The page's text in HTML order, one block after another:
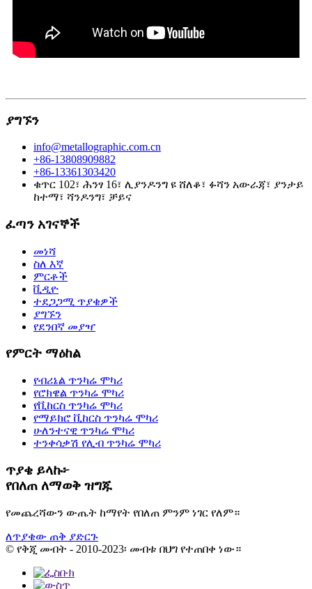
ያግኙን
info@metallographic.com.cn
+86-13808909882
+86-13361303420
ቁጥር 102፣ ሕንፃ 16፣ ሊያንዶንግ ዩ ሸለቆ፣ ፉሻን አውራጃ፣ ያንታይ
ከተማ፣ ሻንዶንግ፣ ቻይና
ፈጣን አገናኞች
መነሻ
ስለ እኛ
ምርቶች
ቪዲዮ
ተደጋጋሚ ጥያቄዎች
ያግኙን
የደንበኛ መያዣ
የምርት ማዕከል
የብሪኔል ጥንካሬ ሞካሪ
የሮክዌል ጥንካሬ ሞካሪ
የቪከርስ ጥንካሬ ሞካሪ
የማይክሮ ቪከርስ ጥንካሬ ሞካሪ
ሁለንተናዊ ጥንካሬ ሞካሪ
ተንቀሳቃሽ የሊብ ጥንካሬ ሞካሪ
ጥያቄ ይላኩ፦
የበለጠ ለማወቅ ዝግጁ
የመጨረሻውን ውጤት ከማየት የበለጠ ምንም ነገር የለም።
ለጥያቄው ጠቅ ያድርጉ
© የቅጂ መብት - 2010-2023፡ መብቱ በህግ የተጠበቀ ነው።